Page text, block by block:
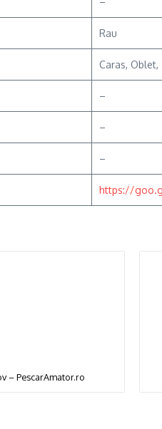
Rau
Caras, Oblet,
–
–
–
https://
– PescarAmator.ro